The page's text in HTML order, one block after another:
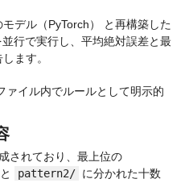
デル（PyTorch） と再構築した
行で実行し、平均絶対誤差と最
ます。
ァイル内でルールとして明示的
このスキルは Markdown で構成されており、最上位の
と pattern2/ に分かれた十数